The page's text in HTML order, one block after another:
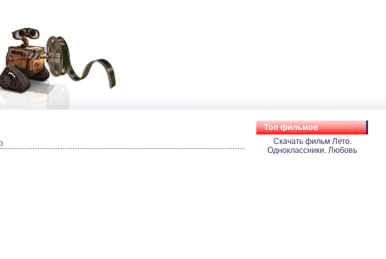
Топ фильмов
Скачать фильм Лето.
Одноклассники. Любовь